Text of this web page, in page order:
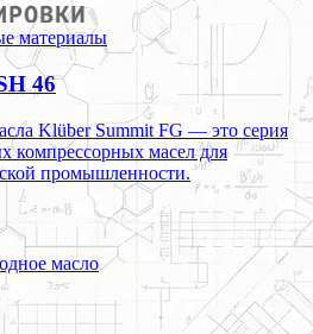
материалы
46
Klüber Summit FG — это серия
компрессорных масел для
промышленности.
масло